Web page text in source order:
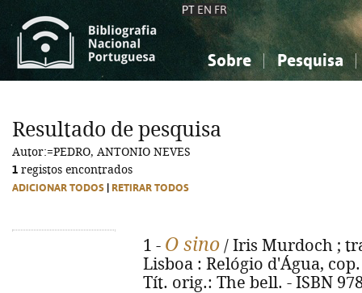
PT EN FR
Sobre Pesquisa
Ciências sociais...
Ciências sociais...
Resultado de pesquisa
Autor:=PEDRO, ANTONIO NEVES
1 registos encontrados
ADICIONAR TODOS RETIRAR TODOS
1 - O sino / Iris Murdoch ;
Lisboa : Relógio d'Água,
Tít. orig.: The bell. - ISBN